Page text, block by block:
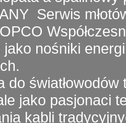
Serwis
nośniki
do światłowodów
jako pasjonaci
kabli